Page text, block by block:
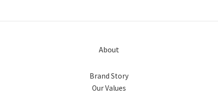
About
Brand Story
Our Values